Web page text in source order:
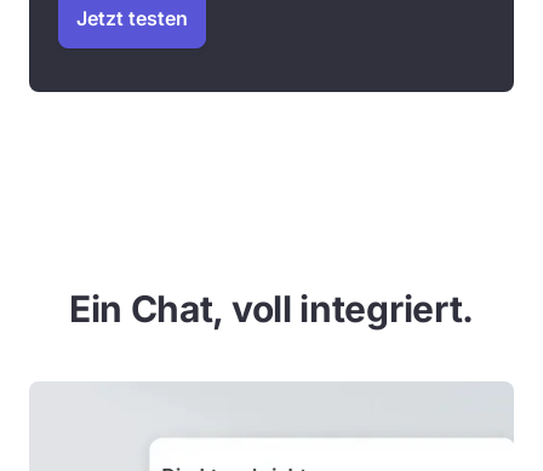
Jetzt testen
Ein Chat, voll integriert.